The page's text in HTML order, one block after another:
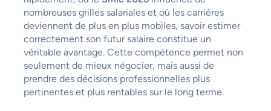
nombreuses grilles salariales et où les carrières
deviennent de plus en plus mobiles, savoir estimer
correctement son futur salaire constitue un
véritable avantage. Cette compétence permet non
seulement de mieux négocier, mais aussi de
prendre des décisions professionnelles plus
pertinentes et plus rentables sur le long terme.